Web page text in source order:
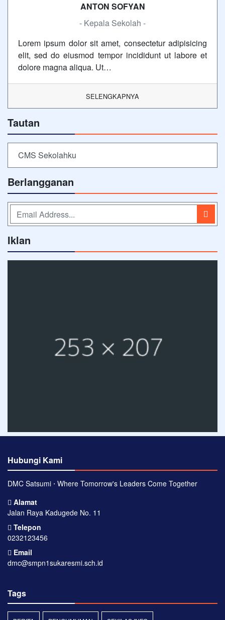
ANTON SOFYAN
- Kepala Sekolah -
Lorem ipsum dolor sit amet, consectetur adipisicing
elit, sed do eiusmod tempor incididunt ut labore et
dolore magna aliqua. Ut…
SELENGKAPNYA
Tautan
CMS Sekolahku
Berlangganan
Iklan
Hubungi Kami
DMC Satsumi ⋅ Where Tomorrow's Leaders Come Together
Alamat
Jalan Raya Kadugede No. 11
Telepon
0232123456
Email
dmc@smpn1sukaresmi.sch.id
Tags